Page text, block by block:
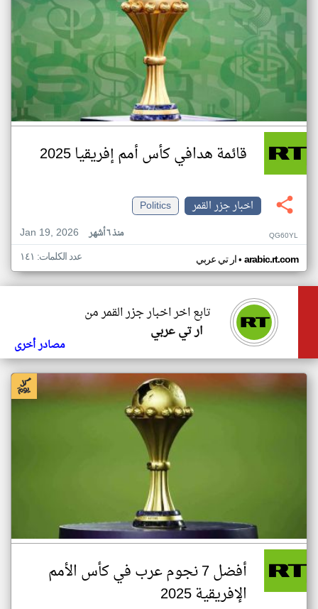
قائمة هدافي كأس أمم إفريقيا 2025
اخبار جزر القمر
Politics
Jan 19, 2026
منذ ٦ أشهر QG60YL
ار تي عربي• arabic.rt.com عدد الكلمات: ١٤١
تابع اخر اخبار جزر القمر من
ار تي عربي
مصادر أخرى
أفضل 7 نجوم عرب في كأس الأمم
الإفريقية 2025